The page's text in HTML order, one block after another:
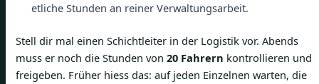
etliche Stunden an reiner Verwaltungsarbeit.
Stell dir mal einen Schichtleiter in der Logistik vor. Abends
muss er noch die Stunden von 20 Fahrern kontrollieren und
freigeben. Früher hiess das: auf jeden Einzelnen warten, die